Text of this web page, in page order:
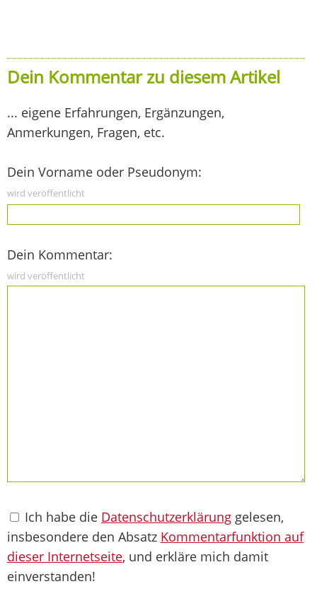
Dein Kommentar zu diesem Artikel
... eigene Erfahrungen, Ergänzungen,
Anmerkungen, Fragen, etc.
Dein Vorname oder Pseudonym:
wird veröffentlicht
Dein Kommentar:
wird veröffentlicht
Ich habe die Datenschutzerklärung gelesen,
insbesondere den Absatz Kommentarfunktion auf
dieser Internetseite, und erkläre mich damit
einverstanden!